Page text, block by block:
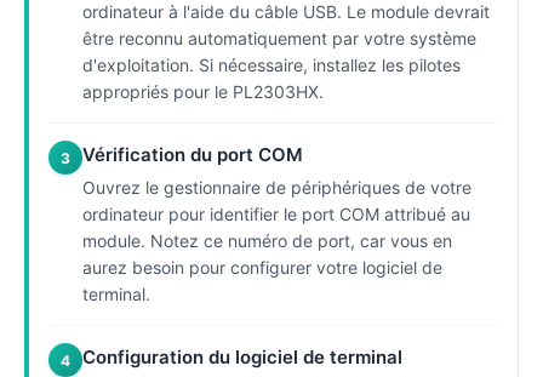
ordinateur à l'aide du câble USB. Le module devrait
être reconnu automatiquement par votre système
d'exploitation. Si nécessaire, installez les pilotes
appropriés pour le PL2303HX.
3 Vérification du port COM
Ouvrez le gestionnaire de périphériques de votre
ordinateur pour identifier le port COM attribué au
module. Notez ce numéro de port, car vous en
aurez besoin pour configurer votre logiciel de
terminal.
4 Configuration du logiciel de terminal